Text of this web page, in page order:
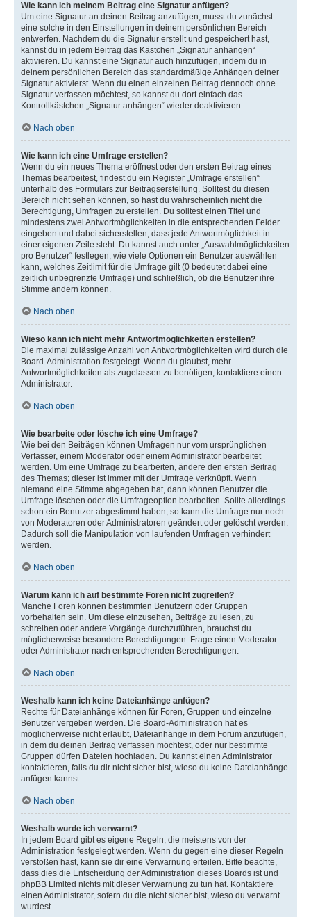
Wie kann ich meinem Beitrag eine Signatur anfügen?
Um eine Signatur an deinen Beitrag anzufügen, musst du zunächst
eine solche in den Einstellungen in deinem persönlichen Bereich
entwerfen. Nachdem du die Signatur erstellt und gespeichert hast,
kannst du in jedem Beitrag das Kästchen „Signatur anhängen“
aktivieren. Du kannst eine Signatur auch hinzufügen, indem du in
deinem persönlichen Bereich das standardmäßige Anhängen deiner
Signatur aktivierst. Wenn du einen einzelnen Beitrag dennoch ohne
Signatur verfassen möchtest, so kannst du dort einfach das
Kontrollkästchen „Signatur anhängen“ wieder deaktivieren.
Nach oben
Wie kann ich eine Umfrage erstellen?
Wenn du ein neues Thema eröffnest oder den ersten Beitrag eines
Themas bearbeitest, findest du ein Register „Umfrage erstellen“
unterhalb des Formulars zur Beitragserstellung. Solltest du diesen
Bereich nicht sehen können, so hast du wahrscheinlich nicht die
Berechtigung, Umfragen zu erstellen. Du solltest einen Titel und
mindestens zwei Antwortmöglichkeiten in die entsprechenden Felder
eingeben und dabei sicherstellen, dass jede Antwortmöglichkeit in
einer eigenen Zeile steht. Du kannst auch unter „Auswahlmöglichkeiten
pro Benutzer“ festlegen, wie viele Optionen ein Benutzer auswählen
kann, welches Zeitlimit für die Umfrage gilt (0 bedeutet dabei eine
zeitlich unbegrenzte Umfrage) und schließlich, ob die Benutzer ihre
Stimme ändern können.
Nach oben
Wieso kann ich nicht mehr Antwortmöglichkeiten erstellen?
Die maximal zulässige Anzahl von Antwortmöglichkeiten wird durch die
Board-Administration festgelegt. Wenn du glaubst, mehr
Antwortmöglichkeiten als zugelassen zu benötigen, kontaktiere einen
Administrator.
Nach oben
Wie bearbeite oder lösche ich eine Umfrage?
Wie bei den Beiträgen können Umfragen nur vom ursprünglichen
Verfasser, einem Moderator oder einem Administrator bearbeitet
werden. Um eine Umfrage zu bearbeiten, ändere den ersten Beitrag
des Themas; dieser ist immer mit der Umfrage verknüpft. Wenn
niemand eine Stimme abgegeben hat, dann können Benutzer die
Umfrage löschen oder die Umfrageoption bearbeiten. Sollte allerdings
schon ein Benutzer abgestimmt haben, so kann die Umfrage nur noch
von Moderatoren oder Administratoren geändert oder gelöscht werden.
Dadurch soll die Manipulation von laufenden Umfragen verhindert
werden.
Nach oben
Warum kann ich auf bestimmte Foren nicht zugreifen?
Manche Foren können bestimmten Benutzern oder Gruppen
vorbehalten sein. Um diese einzusehen, Beiträge zu lesen, zu
schreiben oder andere Vorgänge durchzuführen, brauchst du
möglicherweise besondere Berechtigungen. Frage einen Moderator
oder Administrator nach entsprechenden Berechtigungen.
Nach oben
Weshalb kann ich keine Dateianhänge anfügen?
Rechte für Dateianhänge können für Foren, Gruppen und einzelne
Benutzer vergeben werden. Die Board-Administration hat es
möglicherweise nicht erlaubt, Dateianhänge in dem Forum anzufügen,
in dem du deinen Beitrag verfassen möchtest, oder nur bestimmte
Gruppen dürfen Dateien hochladen. Du kannst einen Administrator
kontaktieren, falls du dir nicht sicher bist, wieso du keine Dateianhänge
anfügen kannst.
Nach oben
Weshalb wurde ich verwarnt?
In jedem Board gibt es eigene Regeln, die meistens von der
Administration festgelegt werden. Wenn du gegen eine dieser Regeln
verstoßen hast, kann sie dir eine Verwarnung erteilen. Bitte beachte,
dass dies die Entscheidung der Administration dieses Boards ist und
phpBB Limited nichts mit dieser Verwarnung zu tun hat. Kontaktiere
einen Administrator, sofern du die nicht sicher bist, wieso du verwarnt
wurdest.